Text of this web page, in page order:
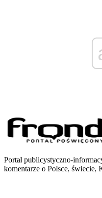
Portal publicystyczno-
komentarze o Polsce,